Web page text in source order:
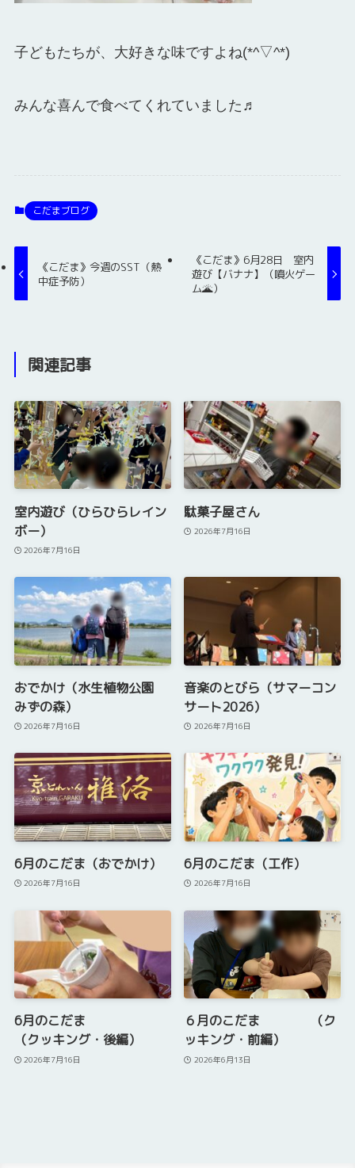
子どもたちが、大好きな味ですよね(*^▽^*)
みんな喜んで食べてくれていました♬
こだまブログ
《こだま》今週のSST（熱
中症予防）
《こだま》6月28日 室内
遊び【バナナ】（噴火ゲー
ム🌋）
関連記事
室内遊び（ひらひらレイン
ボー）
2026年7月16日
駄菓子屋さん
2026年7月16日
おでかけ（水生植物公園
みずの森）
2026年7月16日
音楽のとびら（サマーコン
サート2026）
2026年7月16日
6月のこだま（おでかけ）
2026年7月16日
6月のこだま（工作）
2026年7月16日
6月のこだま
（クッキング・後編）
2026年7月16日
６月のこだま （ク
ッキング・前編）
2026年6月13日